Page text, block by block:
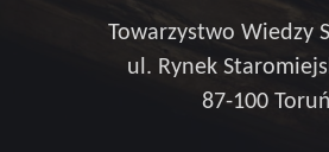
Towarzystwo Wiedzy
ul. Rynek
87-100 Toruń